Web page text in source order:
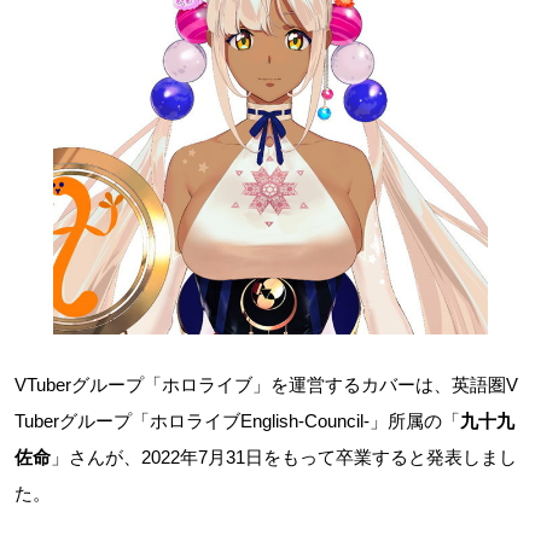
VTuberグループ「ホロライブ」を運営するカバーは、英語圏V
Tuberグループ「ホロライブEnglish-Council-」所属の「九十九
佐命 」さんが、2022年7月31日をもって卒業すると発表しまし
た。